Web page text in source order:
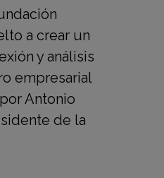
a crear un
y análisis
empresarial
Antonio
de la